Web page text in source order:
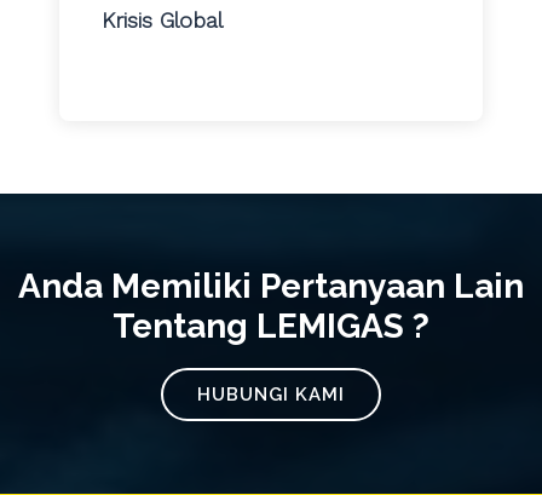
Krisis Global
Anda Memiliki Pertanyaan Lain
Tentang LEMIGAS ?
HUBUNGI KAMI